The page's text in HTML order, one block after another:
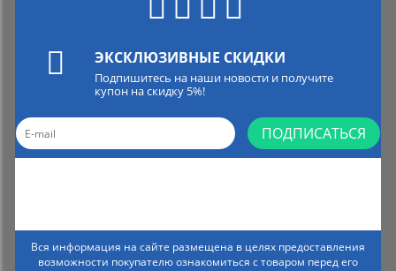
ЭКСКЛЮЗИВНЫЕ СКИДКИ
Подпишитесь на наши новости и получите
купон на скидку 5%!
ПОДПИСАТЬСЯ
Вся информация на сайте размещена в целях предоставления
возможности покупателю ознакомиться с товаром перед его